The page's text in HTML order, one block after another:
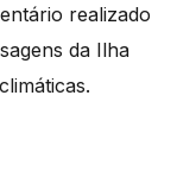
realizado
da Ilha